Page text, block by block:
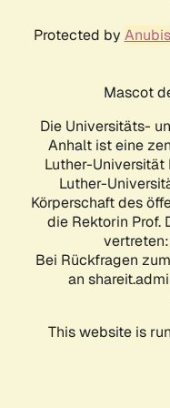
Protected by Anubis
Mascot
Die Universitäts-
Anhalt ist eine
Luther-Universität
Luther-
Körperschaft des
die Rektorin Prof.
Bei Rückfragen
an
This website is